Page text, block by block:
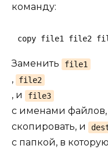
команду:
copy file1 file2
Заменить file1
, file2
, и file3
с именами файлов,
скопировать, и
с папкой, в